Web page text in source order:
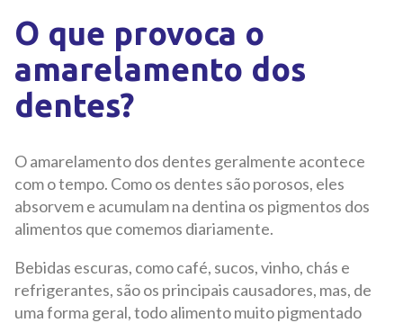
O que provoca o
amarelamento dos
dentes?
O amarelamento dos dentes geralmente acontece
com o tempo. Como os dentes são porosos, eles
absorvem e acumulam na dentina os pigmentos dos
alimentos que comemos diariamente.
Bebidas escuras, como café, sucos, vinho, chás e
refrigerantes, são os principais causadores, mas, de
uma forma geral, todo alimento muito pigmentado